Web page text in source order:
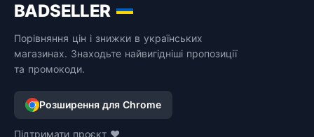
BADSELLER
Порівняння цін і знижки в українських
магазинах. Знаходьте найвигідніші пропозиції
та промокоди.
Розширення для Chrome
Підтримати проєкт ❤️